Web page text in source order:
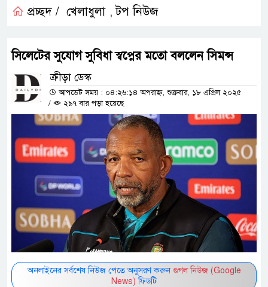
প্রচ্ছদ / খেলাধুলা ,টপ নিউজ
সিলেটের সুযোগ সুবিধা স্বপ্নের মতো বললেন সিমন্স
ক্রীড়া ডেস্ক
আপডেট সময় : ০৪:২৬:১৪ অপরাহ্ন, শুক্রবার, ১৮ এপ্রিল ২০২৫
/
২৯৭ বার পড়া হয়েছে
অনলাইনের সর্বশেষ নিউজ পেতে অনুসরণ করুন গুগল নিউজ (Google
News) ফিডটি